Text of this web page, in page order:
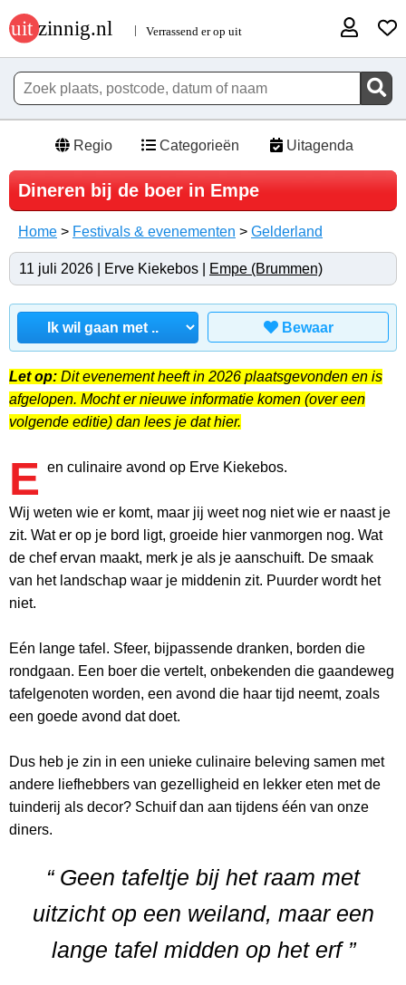
Regio Categorieën Uitagenda
Dineren bij de boer in Empe
Home > Festivals & evenementen > Gelderland
11 juli 2026 | Erve Kiekebos | Empe (Brummen)
Bewaar
Let op: Dit evenement heeft in 2026 plaatsgevonden en is
afgelopen. Mocht er nieuwe informatie komen (over een
volgende editie) dan lees je dat hier.
E en culinaire avond op Erve Kiekebos.
Wij weten wie er komt, maar jij weet nog niet wie er naast je
zit. Wat er op je bord ligt, groeide hier vanmorgen nog. Wat
de chef ervan maakt, merk je als je aanschuift. De smaak
van het landschap waar je middenin zit. Puurder wordt het
niet.
Eén lange tafel. Sfeer, bijpassende dranken, borden die
rondgaan. Een boer die vertelt, onbekenden die gaandeweg
tafelgenoten worden, een avond die haar tijd neemt, zoals
een goede avond dat doet.
Dus heb je zin in een unieke culinaire beleving samen met
andere liefhebbers van gezelligheid en lekker eten met de
tuinderij als decor? Schuif dan aan tijdens één van onze
diners.
“ Geen tafeltje bij het raam met
uitzicht op een weiland, maar een
lange tafel midden op het erf ”